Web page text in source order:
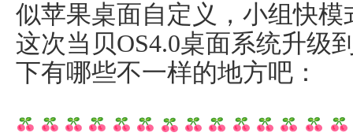
似苹果桌面自定义，小组快
这次当贝OS4.0桌面系统升级
下有哪些不一样的地方吧：